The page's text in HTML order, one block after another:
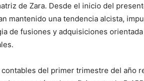
de Zara. Desde el inicio del
mantenido una tendencia alcista,
de fusiones y adquisiciones
contables del primer trimestre del año